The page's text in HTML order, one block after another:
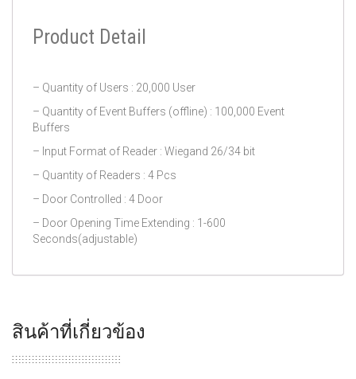
Product Detail
– Quantity of Users : 20,000 User
– Quantity of Event Buffers (offline) : 100,000 Event
Buffers
– Input Format of Reader : Wiegand 26/34 bit
– Quantity of Readers : 4 Pcs
– Door Controlled : 4 Door
– Door Opening Time Extending : 1-600
Seconds(adjustable)
สินค้าที่เกี่ยวข้อง